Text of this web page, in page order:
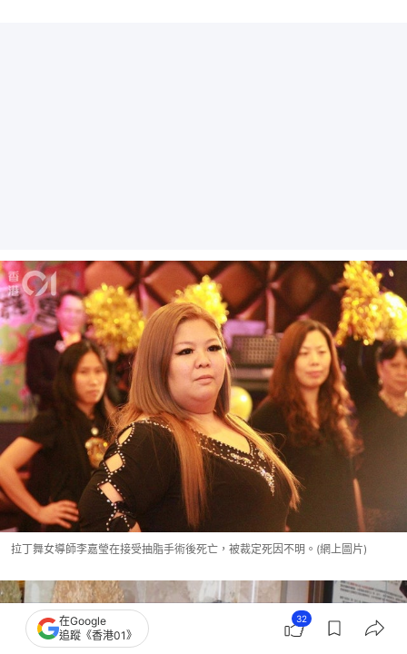
拉丁舞女導師李嘉瑩在接受抽脂手術後死亡，被裁定死因不明。(網上圖片)
在Google
追蹤《香港01》
32